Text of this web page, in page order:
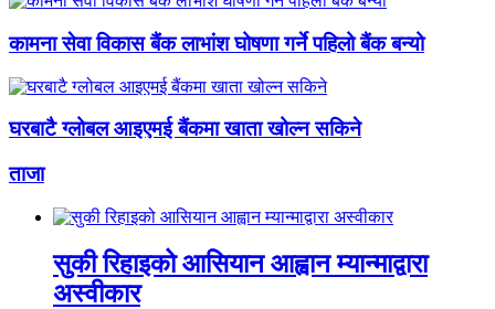
कामना सेवा विकास बैंक लाभांश घोषणा गर्ने पहिलो बैंक बन्यो
घरबाटै ग्लोबल आइएमई बैंकमा खाता खोल्न सकिने
ताजा
सुकी रिहाइको आसियान आह्वान म्यान्माद्वारा
अस्वीकार